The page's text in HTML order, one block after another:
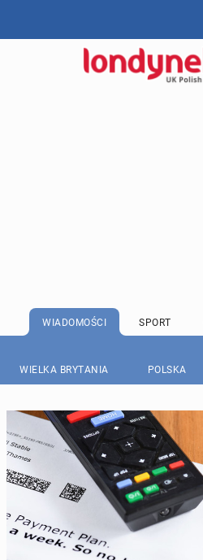
WIADOMOŚCI SPORT
WIELKA BRYTANIA POLSKA